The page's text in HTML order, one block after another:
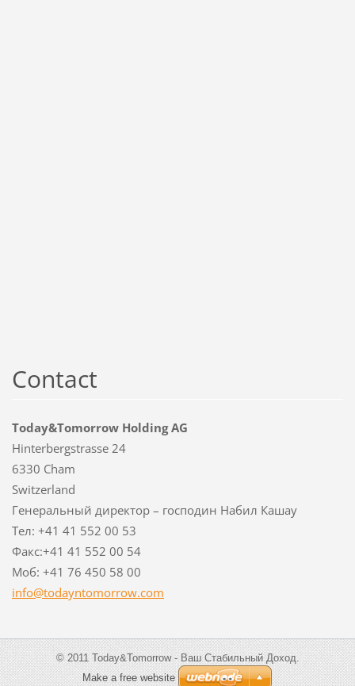
Contact
Today&Tomorrow Holding AG
Hinterbergstrasse 24
6330 Cham
Switzerland
Генеральный директор – господин Набил Кашау
Тел: +41 41 552 00 53
Факс:+41 41 552 00 54
Моб: +41 76 450 58 00
info@todayntomorrow.com
© 2011 Today&Tomorrow - Ваш Стабильный Доход.
Make a free website